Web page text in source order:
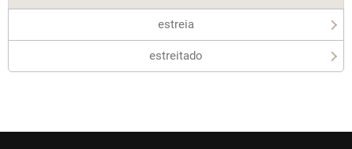
estreia
estreitado